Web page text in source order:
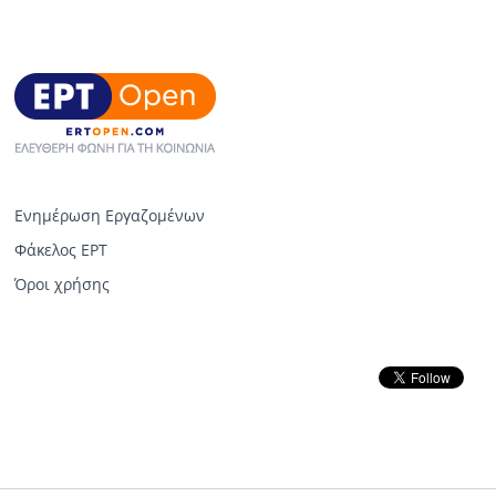
Ενημέρωση Εργαζομένων
Φάκελος ΕΡΤ
Όροι χρήσης